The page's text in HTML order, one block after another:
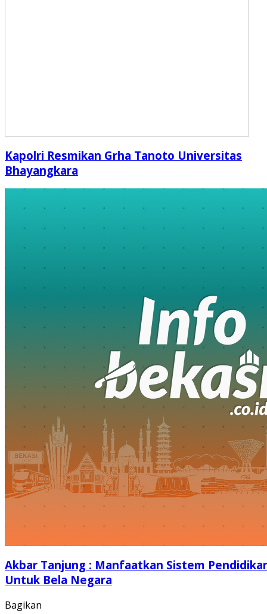
Kapolri Resmikan Grha Tanoto Universitas
Bhayangkara
Akbar Tanjung : Manfaatkan Sistem
Untuk Bela Negara
Bagikan